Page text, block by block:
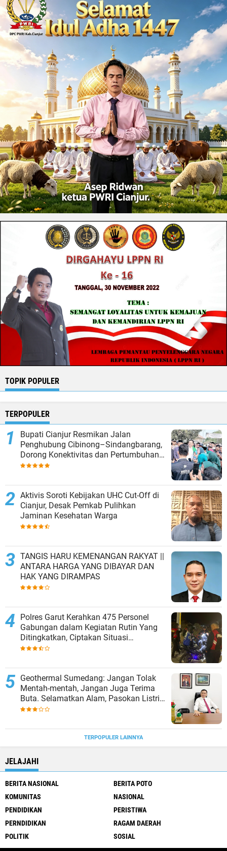
TOPIK POPULER
TERPOPULER
Bupati Cianjur Resmikan Jalan
Penghubung Cibinong–Sindangbarang,
Dorong Konektivitas dan Pertumbuhan
Ekonomi Cianjur Selatan
Aktivis Soroti Kebijakan UHC Cut-Off di
Cianjur, Desak Pemkab Pulihkan
Jaminan Kesehatan Warga
TANGIS HARU KEMENANGAN RAKYAT ||
ANTARA HARGA YANG DIBAYAR DAN
HAK YANG DIRAMPAS
Polres Garut Kerahkan 475 Personel
Gabungan dalam Kegiatan Rutin Yang
Ditingkatkan, Ciptakan Situasi
Kamtibmas Tetap Aman dan Kondusif
Geothermal Sumedang: Jangan Tolak
Mentah-mentah, Jangan Juga Terima
Buta. Selamatkan Alam, Pasokan Listrik
Terjamin.
TERPOPULER LAINNYA
JELAJAHI
BERITA NASIONAL
BERITA POTO
KOMUNITAS
NASIONAL
PENDIDIKAN
PERISTIWA
PERNDIDIKAN
RAGAM DAERAH
POLITIK
SOSIAL